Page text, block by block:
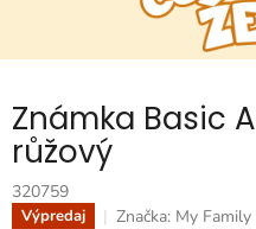
Známka Basic
růžový
320759
Výpredaj Značka: My Family